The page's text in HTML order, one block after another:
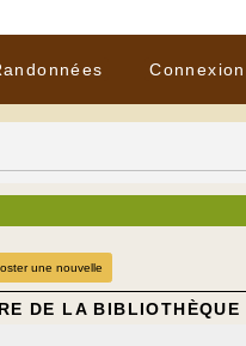
Connexion
une nouvelle
DE LA BIBLIOTHÈQUE